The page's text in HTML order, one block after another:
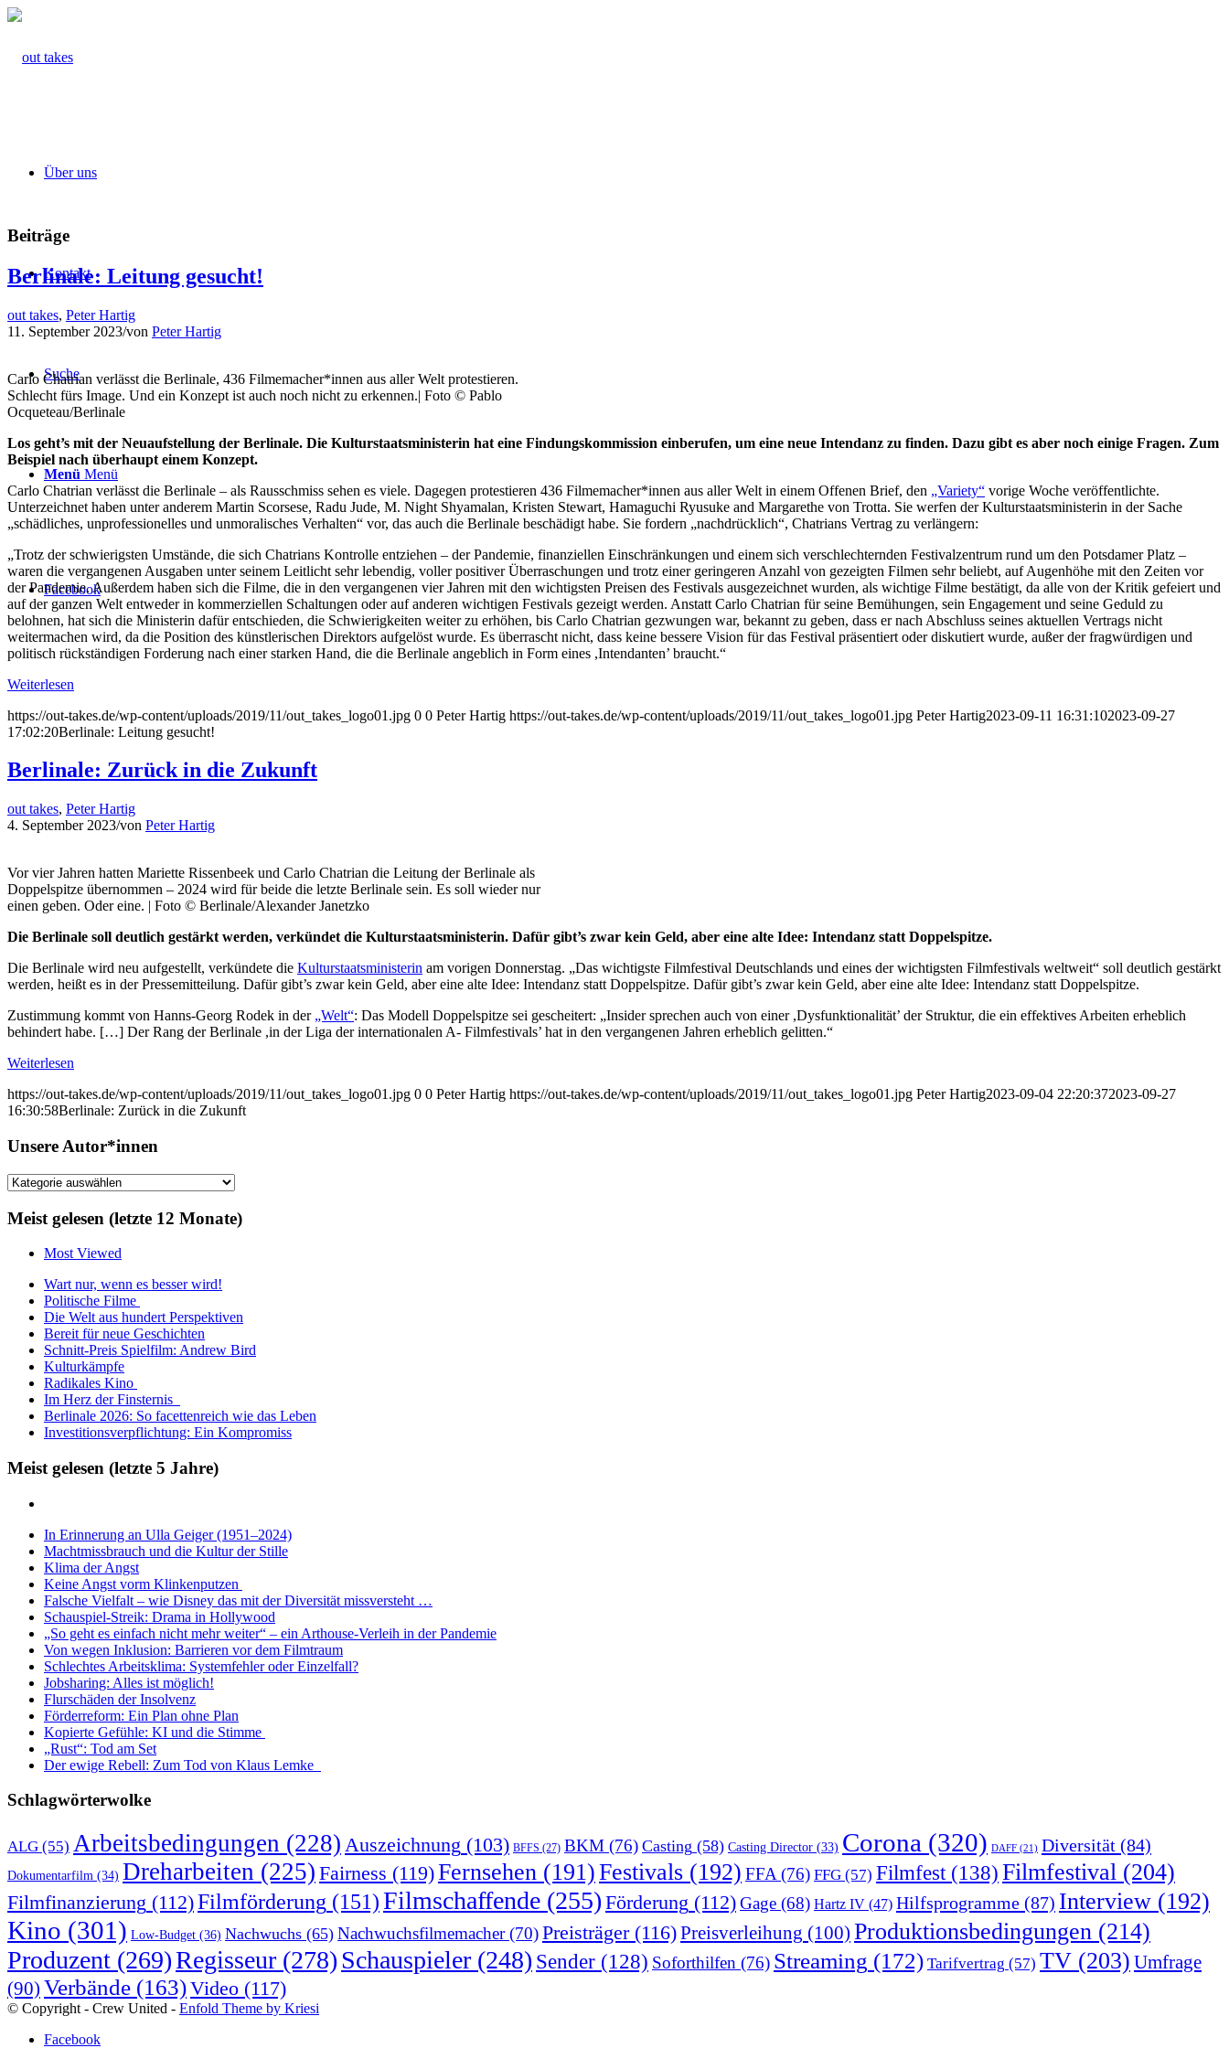
Über uns
Kontakt
Suche
Menü Menü
Facebook
Beiträge
Berlinale: Leitung gesucht!
out takes, Peter Hartig
11. September 2023/von Peter Hartig
Carlo Chatrian verlässt die Berlinale, 436 Filmemacher*innen aus aller Welt protestieren.
Schlecht fürs Image. Und ein Konzept ist auch noch nicht zu erkennen.| Foto © Pablo
Ocqueteau/Berlinale
Los geht’s mit der Neuaufstellung der Berlinale. Die Kulturstaatsministerin hat eine Findungskommission einberufen, um eine neue Intendanz zu finden. Dazu gibt es aber noch einige Fragen. Zum
Beispiel nach überhaupt einem Konzept.
Carlo Chatrian verlässt die Berlinale – als Rausschmiss sehen es viele. Dagegen protestieren 436 Filmemacher*innen aus aller Welt in einem Offenen Brief, den „Variety“ vorige Woche veröffentlichte.
Unterzeichnet haben unter anderem Martin Scorsese, Radu Jude, M. Night Shyamalan, Kristen Stewart, Hamaguchi Ryusuke and Margarethe von Trotta. Sie werfen der Kulturstaatsministerin in der Sache
„schädliches, unprofessionelles und unmoralisches Verhalten“ vor, das auch die Berlinale beschädigt habe. Sie fordern „nachdrücklich“, Chatrians Vertrag zu verlängern:
„Trotz der schwierigsten Umstände, die sich Chatrians Kontrolle entziehen – der Pandemie, finanziellen Einschränkungen und einem sich verschlechternden Festivalzentrum rund um den Potsdamer Platz –
waren die vergangenen Ausgaben unter seinem Leitlicht sehr lebendig, voller positiver Überraschungen und trotz einer geringeren Anzahl von gezeigten Filmen sehr beliebt, auf Augenhöhe mit den Zeiten vor
der Pandemie. Außerdem haben sich die Filme, die in den vergangenen vier Jahren mit den wichtigsten Preisen des Festivals ausgezeichnet wurden, als wichtige Filme bestätigt, da alle von der Kritik gefeiert und
auf der ganzen Welt entweder in kommerziellen Schaltungen oder auf anderen wichtigen Festivals gezeigt werden. Anstatt Carlo Chatrian für seine Bemühungen, sein Engagement und seine Geduld zu
belohnen, hat sich die Ministerin dafür entschieden, die Schwierigkeiten weiter zu erhöhen, bis Carlo Chatrian gezwungen war, bekannt zu geben, dass er nach Abschluss seines aktuellen Vertrags nicht
weitermachen wird, da die Position des künstlerischen Direktors aufgelöst wurde. Es überrascht nicht, dass keine bessere Vision für das Festival präsentiert oder diskutiert wurde, außer der fragwürdigen und
politisch rückständigen Forderung nach einer starken Hand, die die Berlinale angeblich in Form eines ,Intendanten’ braucht.“
Weiterlesen
https://out-takes.de/wp-content/uploads/2019/11/out_takes_logo01.jpg 0 0 Peter Hartig https://out-takes.de/wp-content/uploads/2019/11/out_takes_logo01.jpg Peter Hartig2023-09-11 16:31:102023-09-27
17:02:20Berlinale: Leitung gesucht!
Berlinale: Zurück in die Zukunft
out takes, Peter Hartig
4. September 2023/von Peter Hartig
Vor vier Jahren hatten Mariette Rissenbeek und Carlo Chatrian die Leitung der Berlinale als
Doppelspitze übernommen – 2024 wird für beide die letzte Berlinale sein. Es soll wieder nur
einen geben. Oder eine. | Foto © Berlinale/Alexander Janetzko
Die Berlinale soll deutlich gestärkt werden, verkündet die Kulturstaatsministerin. Dafür gibt’s zwar kein Geld, aber eine alte Idee: Intendanz statt Doppelspitze.
Die Berlinale wird neu aufgestellt, verkündete die Kulturstaatsministerin am vorigen Donnerstag. „Das wichtigste Filmfestival Deutschlands und eines der wichtigsten Filmfestivals weltweit“ soll deutlich gestärkt
werden, heißt es in der Pressemitteilung. Dafür gibt’s zwar kein Geld, aber eine alte Idee: Intendanz statt Doppelspitze. Dafür gibt’s zwar kein Geld, aber eine alte Idee: Intendanz statt Doppelspitze.
Zustimmung kommt von Hanns-Georg Rodek in der „Welt“: Das Modell Doppelspitze sei gescheitert: „Insider sprechen auch von einer ,Dysfunktionalität’ der Struktur, die ein effektives Arbeiten erheblich
behindert habe. […] Der Rang der Berlinale ,in der Liga der internationalen A- Filmfestivals’ hat in den vergangenen Jahren erheblich gelitten.“
Weiterlesen
https://out-takes.de/wp-content/uploads/2019/11/out_takes_logo01.jpg 0 0 Peter Hartig https://out-takes.de/wp-content/uploads/2019/11/out_takes_logo01.jpg Peter Hartig2023-09-04 22:20:372023-09-27
16:30:58Berlinale: Zurück in die Zukunft
Unsere Autor*innen
Unsere
Meist gelesen (letzte 12 Monate)
Most Viewed
Wart nur, wenn es besser wird!
Politische Filme
Die Welt aus hundert Perspektiven
Bereit für neue Geschichten
Schnitt-Preis Spielfilm: Andrew Bird
Kulturkämpfe
Radikales Kino
Im Herz der Finsternis
Berlinale 2026: So facettenreich wie das Leben
Investitionsverpflichtung: Ein Kompromiss
Meist gelesen (letzte 5 Jahre)
In Erinnerung an Ulla Geiger (1951–2024)
Machtmissbrauch und die Kultur der Stille
Klima der Angst
Keine Angst vorm Klinkenputzen
Falsche Vielfalt – wie Disney das mit der Diversität missversteht …
Schauspiel-Streik: Drama in Hollywood
„So geht es einfach nicht mehr weiter“ – ein Arthouse-Verleih in der Pandemie
Von wegen Inklusion: Barrieren vor dem Filmtraum
Schlechtes Arbeitsklima: Systemfehler oder Einzelfall?
Jobsharing: Alles ist möglich!
Flurschäden der Insolvenz
Förderreform: Ein Plan ohne Plan
Kopierte Gefühle: KI und die Stimme
„Rust“: Tod am Set
Der ewige Rebell: Zum Tod von Klaus Lemke
Schlagwörterwolke
ALG (55) Arbeitsbedingungen (228) Auszeichnung (103) BFFS (27) BKM (76) Casting (58) Casting Director (33) Corona (320) DAFF (21) Diversität (84)
Dokumentarfilm (34) Dreharbeiten (225) Fairness (119)Fernsehen (191)Festivals (192) FFA (76) FFG (57) Filmfest (138)Filmfestival (204)
Filmfinanzierung (112)Filmförderung (151)Filmschaffende (255) Förderung (112)Gage (68) Hartz IV (47) Hilfsprogramme (87) Interview (192)
Kino (301) Low-Budget (36) Nachwuchs (65) Nachwuchsfilmemacher(70)Preisträger(116)Preisverleihung (100) Produktionsbedingungen (214)
Produzent (269)Regisseur (278)Schauspieler (248) Sender (128) Soforthilfen (76) Streaming (172) Tarifvertrag (57) TV (203) Umfrage
(90) Verbände (163)Video (117)
© Copyright - Crew United - Enfold Theme by Kriesi
Facebook